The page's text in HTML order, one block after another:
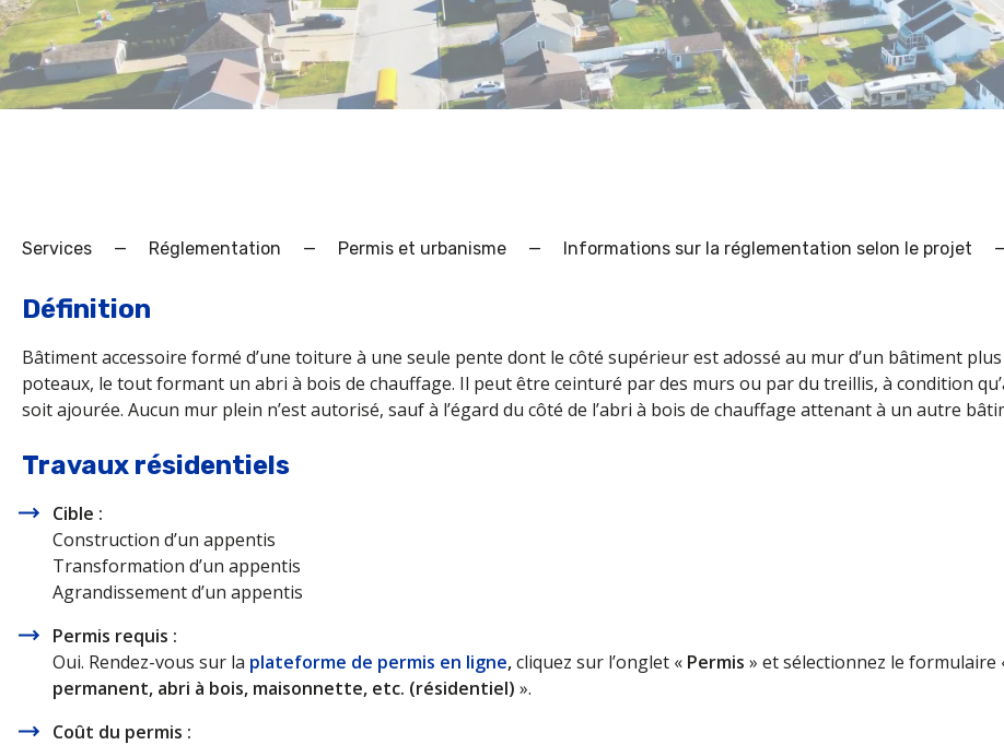
Services — Réglementation — Permis et urbanisme — Informations sur la réglementation selon le projet
Définition
Bâtiment accessoire formé d’une toiture à une seule pente dont le côté supérieur est adossé au mur d’un bâtiment
poteaux, le tout formant un abri à bois de chauffage. Il peut être ceinturé par des murs ou par du treillis, à condition
soit ajourée. Aucun mur plein n’est autorisé, sauf à l’égard du côté de l’abri à bois de chauffage attenant à un autre
Travaux résidentiels
Cible :
Construction d’un appentis
Transformation d’un appentis
Agrandissement d’un appentis
Permis requis :
Oui. Rendez-vous sur la plateforme de permis en ligne,cliquez sur l’onglet « Permis » et sélectionnez le formulaire
permanent, abri à bois, maisonnette, etc. (résidentiel) ».
Coût du permis :